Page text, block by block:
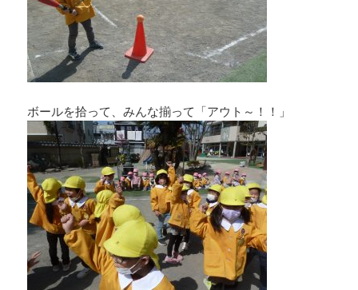
ボールを拾って、みんな揃って「アウト～！！」